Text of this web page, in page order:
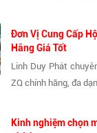
Đơn Vị Cung Cấp
Hãng Giá Tốt
Linh Duy Phát
ZQ chính hãng, đa
Kinh nghiệm chọn